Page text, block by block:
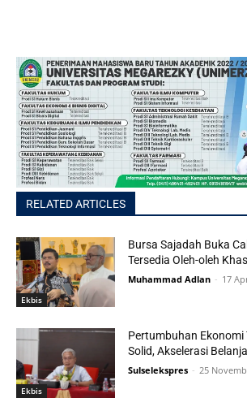
RELATED ARTICLES
Ekbis
Bursa Sajadah Buka
Tersedia Oleh-oleh
Muhammad Adlan - 17
Ekbis
Pertumbuhan Ekonomi
Solid, Akselerasi
Sulselekspres - 25